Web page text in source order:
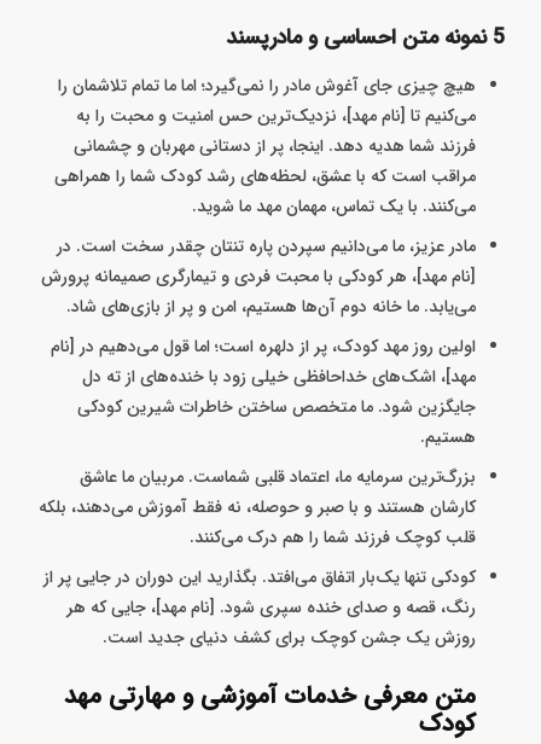
5 نمونه متن احساسی و مادرپسند
هیچ چیزی جای آغوش مادر را نمی‌گیرد؛ اما ما تمام تلاشمان را
می‌کنیم تا [نام مهد]، نزدیک‌ترین حس امنیت و محبت را به
فرزند شما هدیه دهد. اینجا، پر از دستانی مهربان و چشمانی
مراقب است که با عشق، لحظه‌های رشد کودک شما را همراهی
می‌کنند. با یک تماس، مهمان مهد ما شوید.
مادر عزیز، ما می‌دانیم سپردن پاره تنتان چقدر سخت است. در
[نام مهد]، هر کودکی با محبت فردی و تیمارگری صمیمانه پرورش
می‌یابد. ما خانه دوم آن‌ها هستیم، امن و پر از بازی‌های شاد.
اولین روز مهد کودک، پر از دلهره است؛ اما قول می‌دهیم در [نام
مهد]، اشک‌های خداحافظی خیلی زود با خنده‌های از ته دل
جایگزین شود. ما متخصص ساختن خاطرات شیرین کودکی
هستیم.
بزرگ‌ترین سرمایه‌ ما، اعتماد قلبی شماست. مربیان ما عاشق
کارشان هستند و با صبر و حوصله، نه فقط آموزش می‌دهند، بلکه
قلب کوچک فرزند شما را هم درک می‌کنند.
کودکی تنها یک‌بار اتفاق می‌افتد. بگذارید این دوران در جایی پر از
رنگ، قصه و صدای خنده سپری شود. [نام مهد]، جایی که هر
روزش یک جشن کوچک برای کشف دنیای جدید است.
متن معرفی خدمات آموزشی و مهارتی مهد
کودک